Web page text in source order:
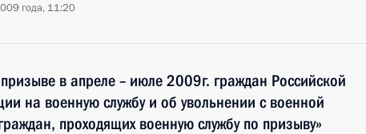
года, 11:20
в апреле – июле 2009г. граждан Российской
на военную службу и об увольнении с военной
проходящих военную службу по призыву»